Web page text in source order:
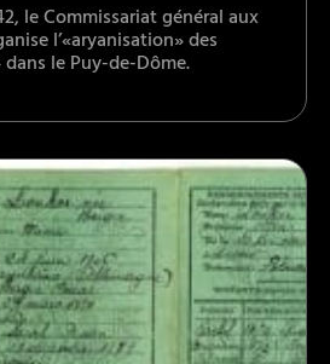
le Commissariat général aux
l’«aryanisation» des
le Puy-de-Dôme.